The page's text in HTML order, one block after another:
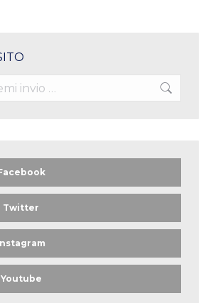
Twitter
Youtube